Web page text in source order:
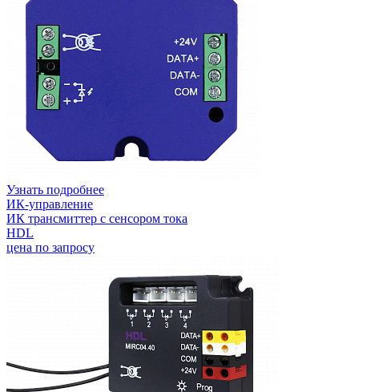
Узнать подробнее
ИК-управление
ИК трансмиттер с сенсором тока
HDL
цена по запросу